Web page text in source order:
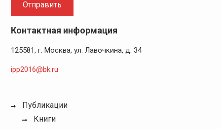
Контактная информация
125581, г. Москва, ул. Лавочкина, д. 34
ipp2016@bk.ru
Публикации
Книги